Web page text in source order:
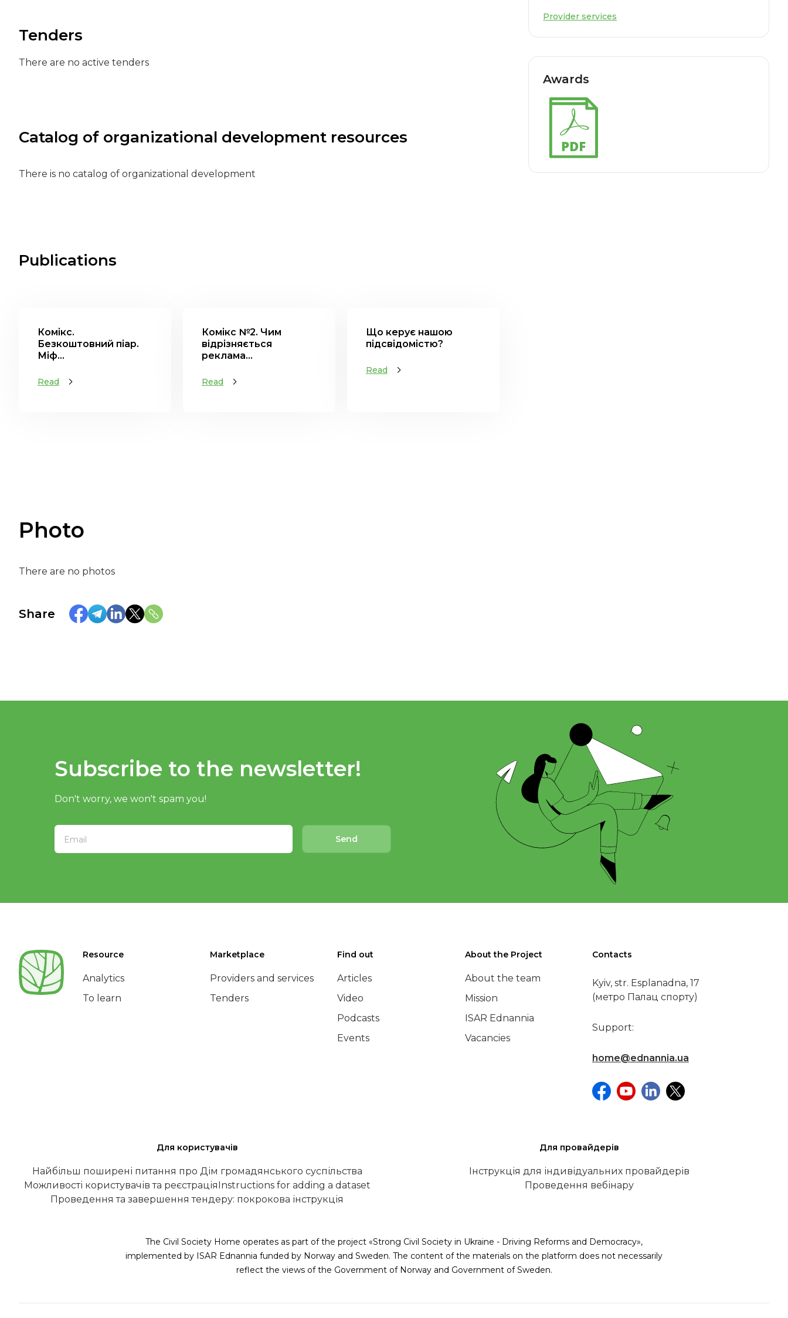
Tenders
There are no active tenders
Catalog of organizational development resources
There is no catalog of organizational development
Publications
Комікс.
Безкоштовний піар.
Міф...
Read
Комікс №2. Чим
відрізняється
реклама...
Read
Що керує нашою
підсвідомістю?
Read
Provider services
Awards
Photo
There are no photos
Share
Subscribe to the newsletter!
Don't worry, we won't spam you!
Send
Resource
Analytics
To learn
Marketplace
Providers and services
Tenders
Find out
Articles
Video
Podcasts
Events
About the Project
About the team
Mission
ISAR Ednannia
Vacancies
Contacts
Kyiv, str. Esplanadna, 17
(метро Палац спорту)
Support:
home@ednannia.ua
Для користувачів
Найбільш поширені питання про Дім громадянського суспільства
Можливості користувачів та реєстраціяInstructions for adding a dataset
Проведення та завершення тендеру: покрокова інструкція
Для провайдерів
Інструкція для індивідуальних провайдерів
Проведення вебінару
The Civil Society Home operates as part of the project «Strong Civil Society in Ukraine - Driving Reforms and Democracy»,
implemented by ISAR Ednannia funded by Norway and Sweden. The content of the materials on the platform does not necessarily
reflect the views of the Government of Norway and Government of Sweden.